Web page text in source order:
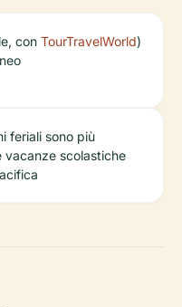
con TourTravelWorld)
feriali sono più
vacanze scolastiche